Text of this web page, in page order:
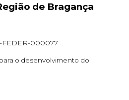
de Bragança
FEDER-000077
o desenvolvimento do